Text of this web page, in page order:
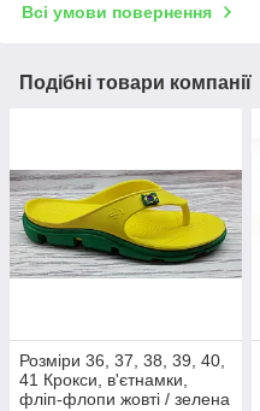
Всі умови повернення
Подібні товари компанії
Розміри 36, 37, 38, 39, 40,
41 Крокси, в'єтнамки,
фліп-флопи жовті / зелена